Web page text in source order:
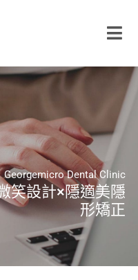
Georgemicro Dental Clinic
笑設計×隱適美隱
形矯正